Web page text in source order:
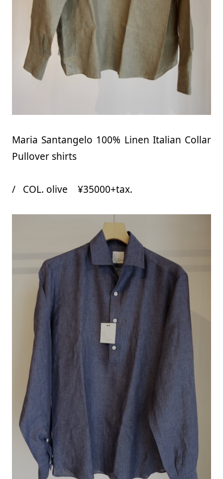
Maria Santangelo 100% Linen Italian Collar
Pullover shirts
/ COL. olive ¥35000+tax.